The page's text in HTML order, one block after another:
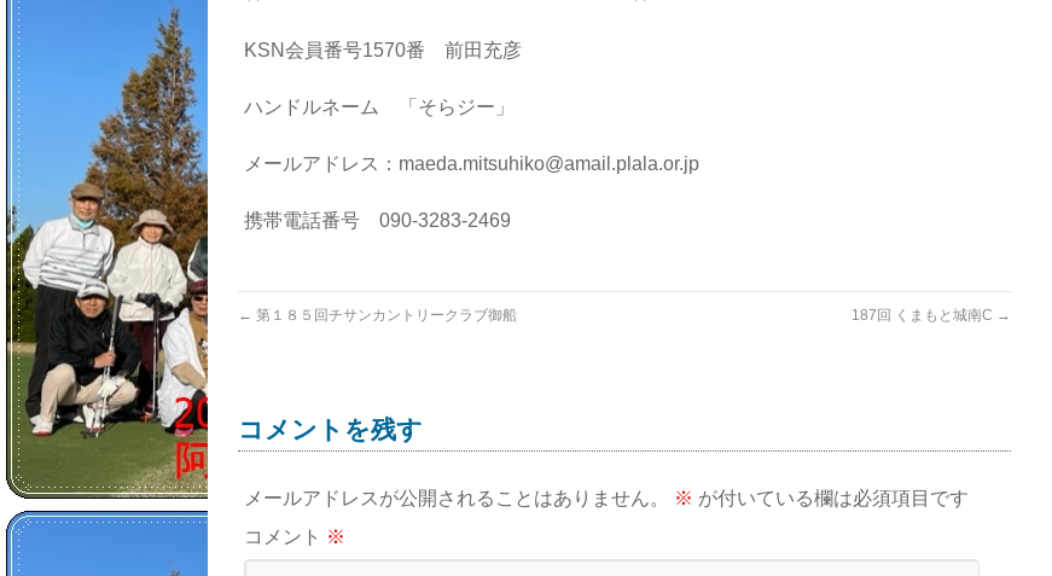
KSN会員番号1570番 前田充彦
ハンドルネーム 「そらジー」
メールアドレス：maeda.mitsuhiko@amail.plala.or.jp
携帯電話番号 090-3283-2469
← 第１８５回チサンカントリークラブ御船 187回 くまもと城南C →
コメントを残す
メールアドレスが公開されることはありません。 ※ が付いている欄は必須項目です
コメント ※